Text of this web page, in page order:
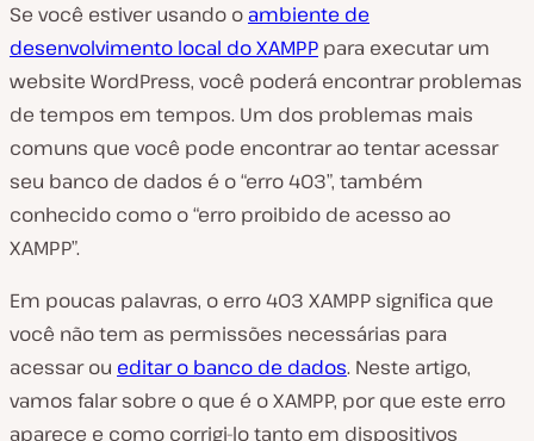
Se você estiver usando o ambiente de
desenvolvimento local do XAMPP para executar um
website WordPress, você poderá encontrar problemas
de tempos em tempos. Um dos problemas mais
comuns que você pode encontrar ao tentar acessar
seu banco de dados é o “erro 403”, também
conhecido como o “erro proibido de acesso ao
XAMPP”.
Em poucas palavras, o erro 403 XAMPP significa que
você não tem as permissões necessárias para
acessar ou editar o banco de dados. Neste artigo,
vamos falar sobre o que é o XAMPP, por que este erro
aparece e como corrigi-lo tanto em dispositivos